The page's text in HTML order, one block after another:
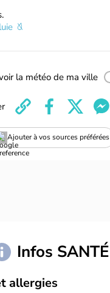
la météo de ma ville
Ajouter à vos sources préférées
Infos SANTÉ
allergies